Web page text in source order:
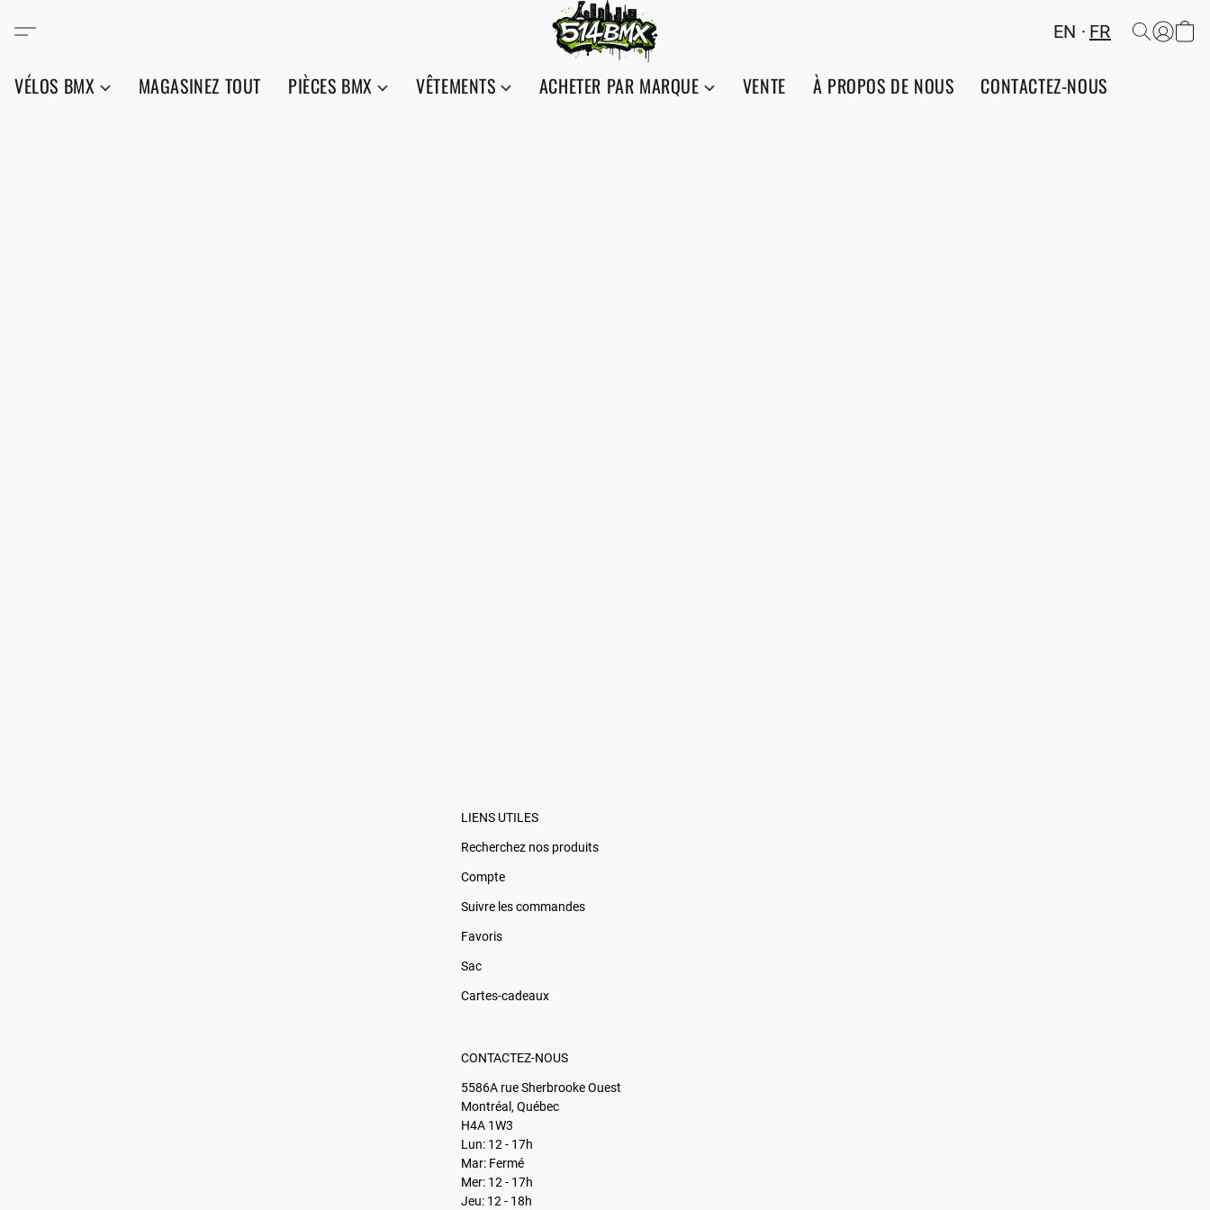
EN FR
VÉLOS BMX MAGASINEZ TOUT PIÈCES BMX VÊTEMENTS ACHETER PAR MARQUE VENTE À PROPOS DE NOUS CONTACTEZ-NOUS
LIENS UTILES
Recherchez nos produits
Compte
Suivre les commandes
Favoris
Sac
Cartes-cadeaux
CONTACTEZ-NOUS
5586A rue Sherbrooke Ouest
Montréal, Québec
H4A 1W3
Lun: 12 - 17h
Mar: Fermé
Mer: 12 - 17h
Jeu: 12 - 18h